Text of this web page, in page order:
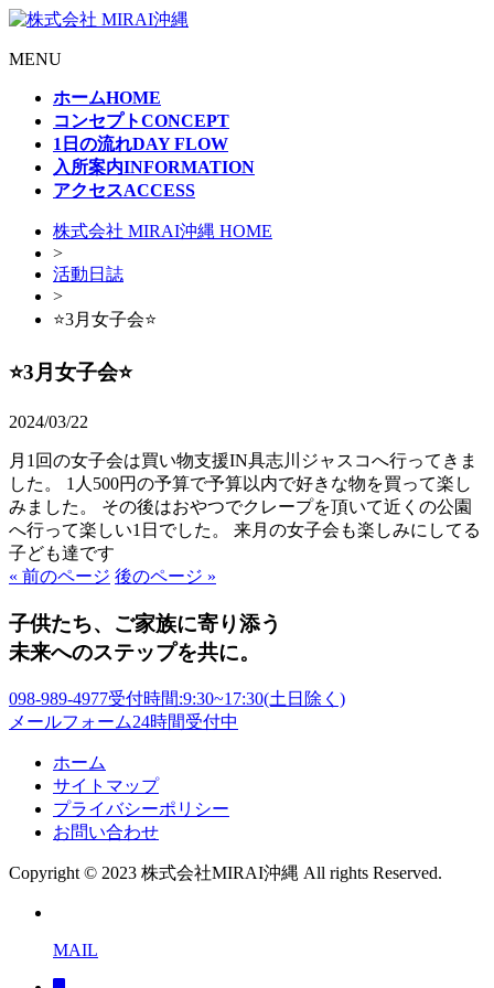
MENU
ホームHOME
コンセプトCONCEPT
1日の流れDAY FLOW
入所案内INFORMATION
アクセスACCESS
株式会社 MIRAI沖縄 HOME
>
活動日誌
>
⭐️3月女子会⭐️
⭐️3月女子会⭐️
2024/03/22
月1回の女子会は買い物支援IN具志川ジャスコへ行ってきま
した。 1人500円の予算で予算以内で好きな物を買って楽し
みました。 その後はおやつでクレープを頂いて近くの公園
へ行って楽しい1日でした。 来月の女子会も楽しみにしてる
子ども達です
« 前のページ 後のページ »
子供たち、ご家族に寄り添う
未来へのステップを共に。
098-989-4977受付時間:9:30~17:30(土日除く)
メールフォーム24時間受付中
ホーム
サイトマップ
プライバシーポリシー
お問い合わせ
Copyright © 2023 株式会社MIRAI沖縄 All rights Reserved.
MAIL